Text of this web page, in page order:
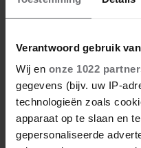
Verantwoord gebruik
Wij en onze 1022
gegevens (bijv. uw IP-
technologieën zoals
apparaat op te slaan en
gepersonaliseerde
de Haagse
Leuven campus
nieuwsgierig en
enorme wanderlust.
reizen, is ze gek op
fietsen in de natuur.
Meer van